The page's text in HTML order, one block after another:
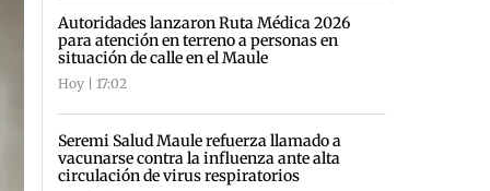
Autoridades lanzaron Ruta Médica 2026
para atención en terreno a personas en
situación de calle en el Maule
Hoy | 17:02
Seremi Salud Maule refuerza llamado a
vacunarse contra la influenza ante alta
circulación de virus respiratorios